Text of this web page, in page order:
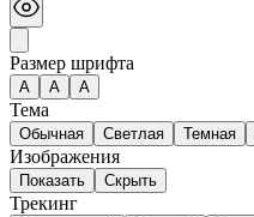
Размер шрифта
А A A
Тема
Обычная Светлая Темная
Изображения
Показать Скрыть
Трекинг